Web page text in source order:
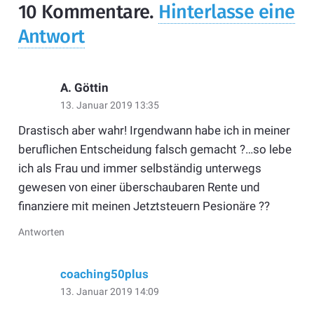
10 Kommentare. Hinterlasse eine
Antwort
A. Göttin
13. Januar 2019 13:35
Drastisch aber wahr! Irgendwann habe ich in meiner
beruflichen Entscheidung falsch gemacht ?…so lebe
ich als Frau und immer selbständig unterwegs
gewesen von einer überschaubaren Rente und
finanziere mit meinen Jetztsteuern Pesionäre ??
Antworten
coaching50plus
13. Januar 2019 14:09